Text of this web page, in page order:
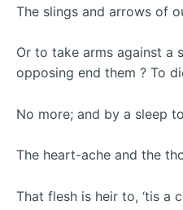
The slings and arrows of
Or to take arms against a
opposing end them ? To
No more; and by a sleep
The heart-ache and the
That flesh is heir to, ‘tis a